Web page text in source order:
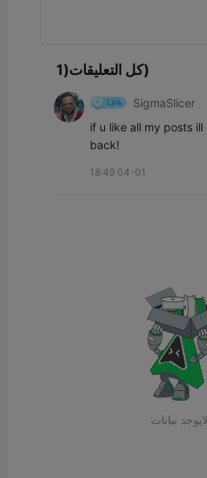
كل التعليقات(1)
SigmaSlicer
if u like all my posts
back!
18:49 04-01
لايوجد بيانات